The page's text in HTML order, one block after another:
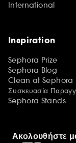
International
Inspiration
Sephora Prize
Sephora Blog
Clean at Sephora
Συσκευασία
Sephora Stands
Ακολουθήστε